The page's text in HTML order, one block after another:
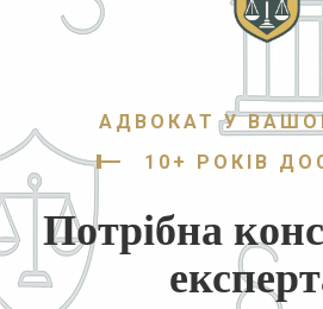
АДВОКАТ У
10+ РОКІВ
Потрібна